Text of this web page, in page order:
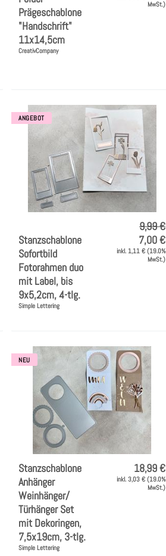
Prägeschablone
"Handschrift"
11x14,5cm
CreativCompany
MwSt.)
ANGEBOT
9,99 €
Stanzschablone
Sofortbild
Fotorahmen duo
mit Label, bis
9x5,2cm, 4-tlg.
Simple Lettering
7,00 €
inkl. 1,11 € (19.0%
MwSt.)
NEU
Stanzschablone
Anhänger
Weinhänger/
Türhänger Set
mit Dekoringen,
7,5x19cm, 3-tlg.
Simple Lettering
18,99 €
inkl. 3,03 € (19.0%
MwSt.)